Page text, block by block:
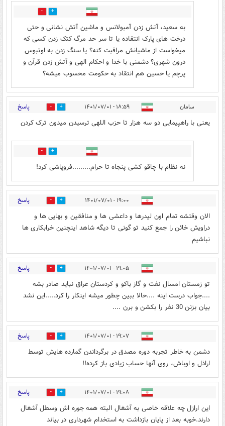
8
به سعید، آتش زدن آمبولانس و ماشین آتش نشانی و حتی
درخت های پارک انتقاده یا تا سر حد مرگ کتک زدن کسی که
میخواست از ماشیانش مراقبت کنه؟ یا سنگ زدن به اوتبوس
درون شهری؟ دشمنی با خدا و احکام الهی و آتش زدن قرآن و
پرچم یا حسین هم انتقاد به حکومت محسوب میشه؟
سامان ۱۸:۵۹ - ۱۴۰۱/۰۷/۰۱ 24 پاسخ
یعنی با راهپیمایی دو سه هزار تا حزب اللهی ترسیدن میدون ترک کردن
20
نه نظام با چاقو کشی پنجاه تا حرام.........فروپاشی کرد!
۱۹:۰۰ - ۱۴۰۱/۰۷/۰۱ 41 پاسخ
الان وقتشه تمام اون لیدرها و داعشی ها و منافقین و بهایی ها و
دراویش خائن را جمع کنید تو گونی تا دیگه شاهد اینچنین خرابکاری ها
نباشیم
۱۹:۰۵ - ۱۴۰۱/۰۷/۰۱ 30 پاسخ
تو زمستان امسال نفت و گاز باکو و کردستان عراق نباید صادر بشه
....جواب درست اینه ....حالا ببین چطور میشه اینکار را کرد.....این نشد
بیان بزنن 30 نفر را بکشن و برن ....
۱۹:۰۷ - ۱۴۰۱/۰۷/۰۱ 27 پاسخ
دشمن به خاطر تجربه دوره مصدق در برگرداندن گمارده هایش توسط
اراذل و اوباش، روی آنها حساب زیادی باز کرده!!
۱۹:۰۸ - ۱۴۰۱/۰۷/۰۱ 25 پاسخ
این ارازل چه علاقه خاصی به آشغال البته همه جوره اش وسطل آشغال
دارند.خوبه بعد از پایان بازداشت به استخدام شهرداری در بیاند